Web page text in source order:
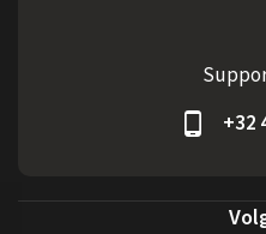
+32